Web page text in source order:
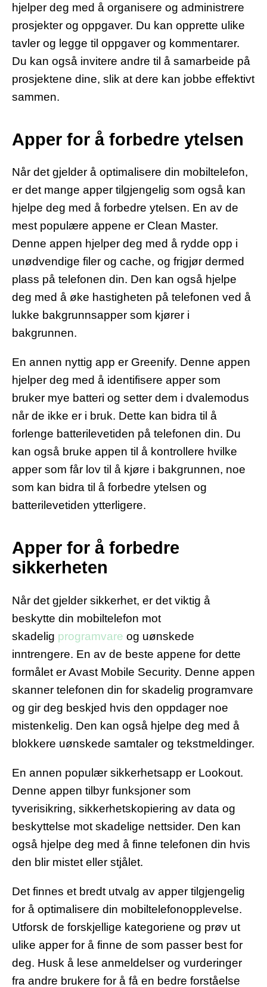
hjelper deg med å organisere og administrere
prosjekter og oppgaver. Du kan opprette ulike
tavler og legge til oppgaver og kommentarer.
Du kan også invitere andre til å samarbeide på
prosjektene dine, slik at dere kan jobbe effektivt
sammen.
Apper for å forbedre ytelsen
Når det gjelder å optimalisere din mobiltelefon,
er det mange apper tilgjengelig som også kan
hjelpe deg med å forbedre ytelsen. En av de
mest populære appene er Clean Master.
Denne appen hjelper deg med å rydde opp i
unødvendige filer og cache, og frigjør dermed
plass på telefonen din. Den kan også hjelpe
deg med å øke hastigheten på telefonen ved å
lukke bakgrunnsapper som kjører i
bakgrunnen.
En annen nyttig app er Greenify. Denne appen
hjelper deg med å identifisere apper som
bruker mye batteri og setter dem i dvalemodus
når de ikke er i bruk. Dette kan bidra til å
forlenge batterilevetiden på telefonen din. Du
kan også bruke appen til å kontrollere hvilke
apper som får lov til å kjøre i bakgrunnen, noe
som kan bidra til å forbedre ytelsen og
batterilevetiden ytterligere.
Apper for å forbedre
sikkerheten
Når det gjelder sikkerhet, er det viktig å
beskytte din mobiltelefon mot
skadelig programvare og uønskede
inntrengere. En av de beste appene for dette
formålet er Avast Mobile Security. Denne appen
skanner telefonen din for skadelig programvare
og gir deg beskjed hvis den oppdager noe
mistenkelig. Den kan også hjelpe deg med å
blokkere uønskede samtaler og tekstmeldinger.
En annen populær sikkerhetsapp er Lookout.
Denne appen tilbyr funksjoner som
tyverisikring, sikkerhetskopiering av data og
beskyttelse mot skadelige nettsider. Den kan
også hjelpe deg med å finne telefonen din hvis
den blir mistet eller stjålet.
Det finnes et bredt utvalg av apper tilgjengelig
for å optimalisere din mobiltelefonopplevelse.
Utforsk de forskjellige kategoriene og prøv ut
ulike apper for å finne de som passer best for
deg. Husk å lese anmeldelser og vurderinger
fra andre brukere for å få en bedre forståelse